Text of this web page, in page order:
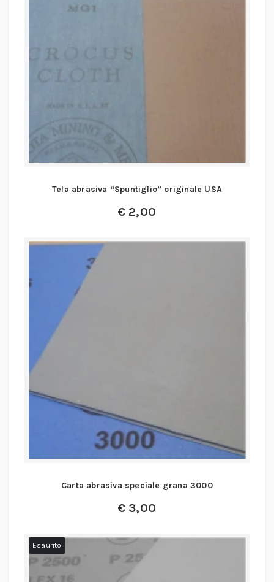
Tela abrasiva “Spuntiglio” originale USA
€ 2,00
Carta abrasiva speciale grana 3000
€ 3,00
Esaurito